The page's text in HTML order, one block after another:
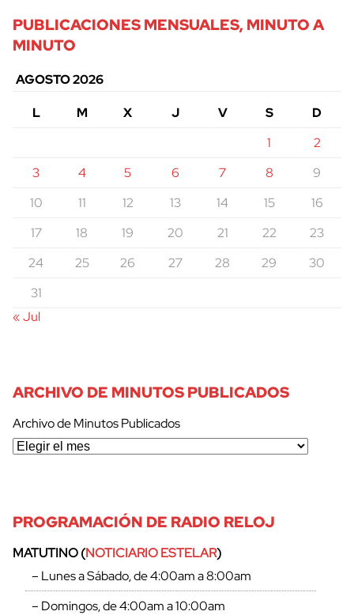
PUBLICACIONES MENSUALES, MINUTO A
MINUTO
AGOSTO 2026
L
M X J V S
D
1
2
3
4 5 6 7 8
9
10
11 12 13 14 15
16
17
18 19 20 21 22
23
24
25 26 27 28 29
30
31
« Jul
ARCHIVO DE MINUTOS PUBLICADOS
Archivo de Minutos Publicados
PROGRAMACIÓN DE RADIO RELOJ
MATUTINO (NOTICIARIO ESTELAR)
– Lunes a Sábado, de 4:00am a 8:00am
– Domingos, de 4:00am a 10:00am